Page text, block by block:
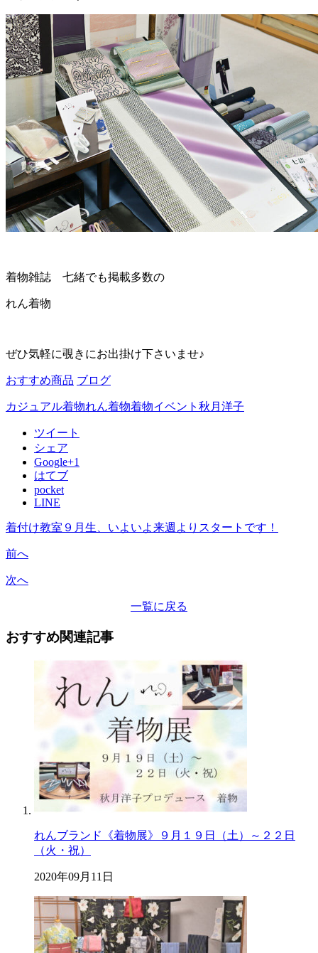
着物雑誌 七緒でも掲載多数の
れん着物
ぜひ気軽に覗きにお出掛け下さいませ♪
おすすめ商品 ブログ
カジュアル着物れん着物着物イベント 秋月洋子
ツイート
シェア
Google+1
はてブ
pocket
LINE
着付け教室９月生、いよいよ来週よりスタートです！
前へ
次へ
一覧に戻る
おすすめ関連記事
れんブランド《着物展》９月１９日（土）～２２日
（火・祝）
2020年09月11日